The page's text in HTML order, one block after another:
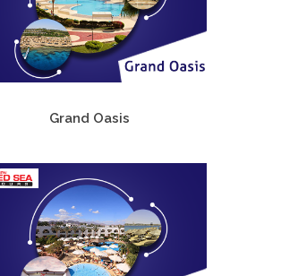
Grand Oasis